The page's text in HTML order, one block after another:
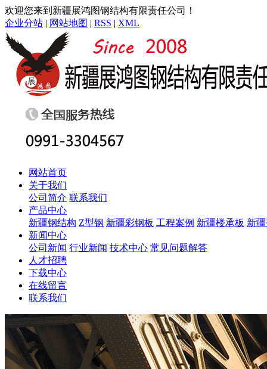
欢迎您来到新疆展鸿图钢结构有限责任公司！
企业分站 | 网站地图 | RSS | XML
网站首页
关于我们
公司简介 联系我们
产品中心
新疆钢结构 Z型钢 新疆彩钢板 工程案例 新疆楼承板 新
新闻中心
公司新闻 行业新闻 技术中心 常见问题解答
人才招聘
下载中心
在线留言
联系我们